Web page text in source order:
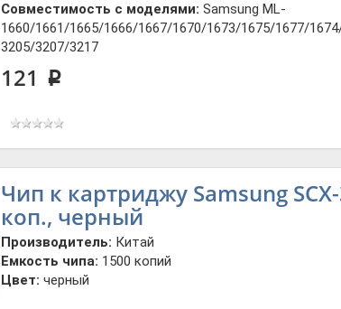
Совместимость с моделями: Samsung ML-
1660/1661/1665/1666/1667/1670/1673/1675/1677/
3205/3207/3217
121 p
Чип к картриджу Samsung
коп., черный
Производитель: Китай
Емкость чипа: 1500 копий
Цвет: черный